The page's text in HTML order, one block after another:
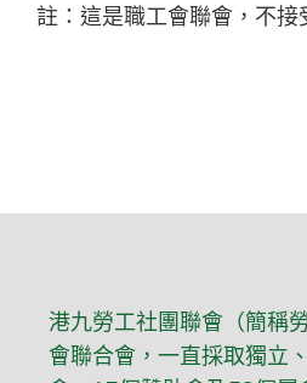
註：這是職工會聯會，不接
港九勞工社團聯會（簡稱
會聯合會，一直採取獨立